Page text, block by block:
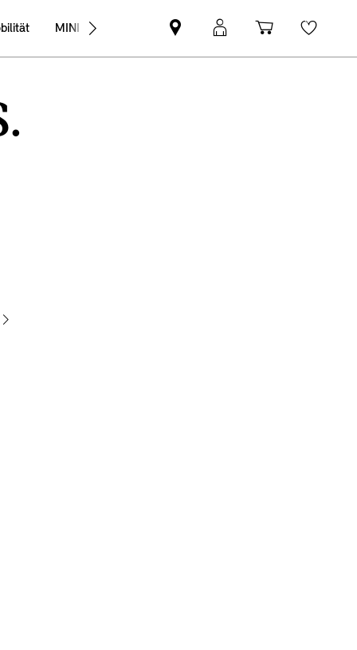
MINI Business
MINI
Partner
Mein
MINI
Shopping
cart